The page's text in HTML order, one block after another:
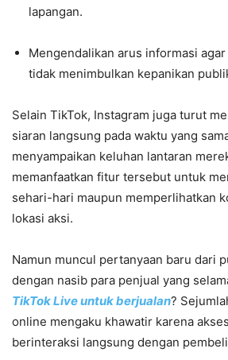
lapangan.
Mengendalikan arus informasi
tidak menimbulkan kepanikan
Selain TikTok, Instagram juga turut
siaran langsung pada waktu yang
menyampaikan keluhan lantaran
memanfaatkan fitur tersebut untuk
sehari-hari maupun memperlihatkan
lokasi aksi.
Namun muncul pertanyaan baru dari
dengan nasib para penjual yang
TikTok Live untuk berjualan?
online mengaku khawatir karena
berinteraksi langsung dengan